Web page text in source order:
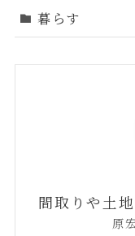
暮らす
間取りや土
原